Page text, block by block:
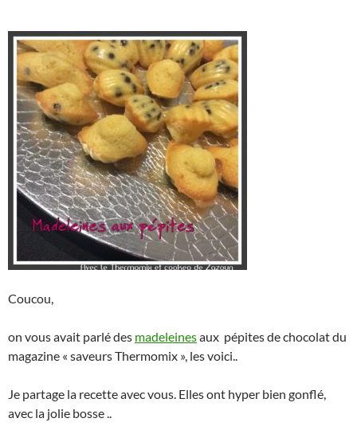
Coucou,
on vous avait parlé des madeleinesaux pépites de chocolat du
magazine « saveurs Thermomix », les voici..
Je partage la recette avec vous. Elles ont hyper bien gonflé,
avec la jolie bosse ..